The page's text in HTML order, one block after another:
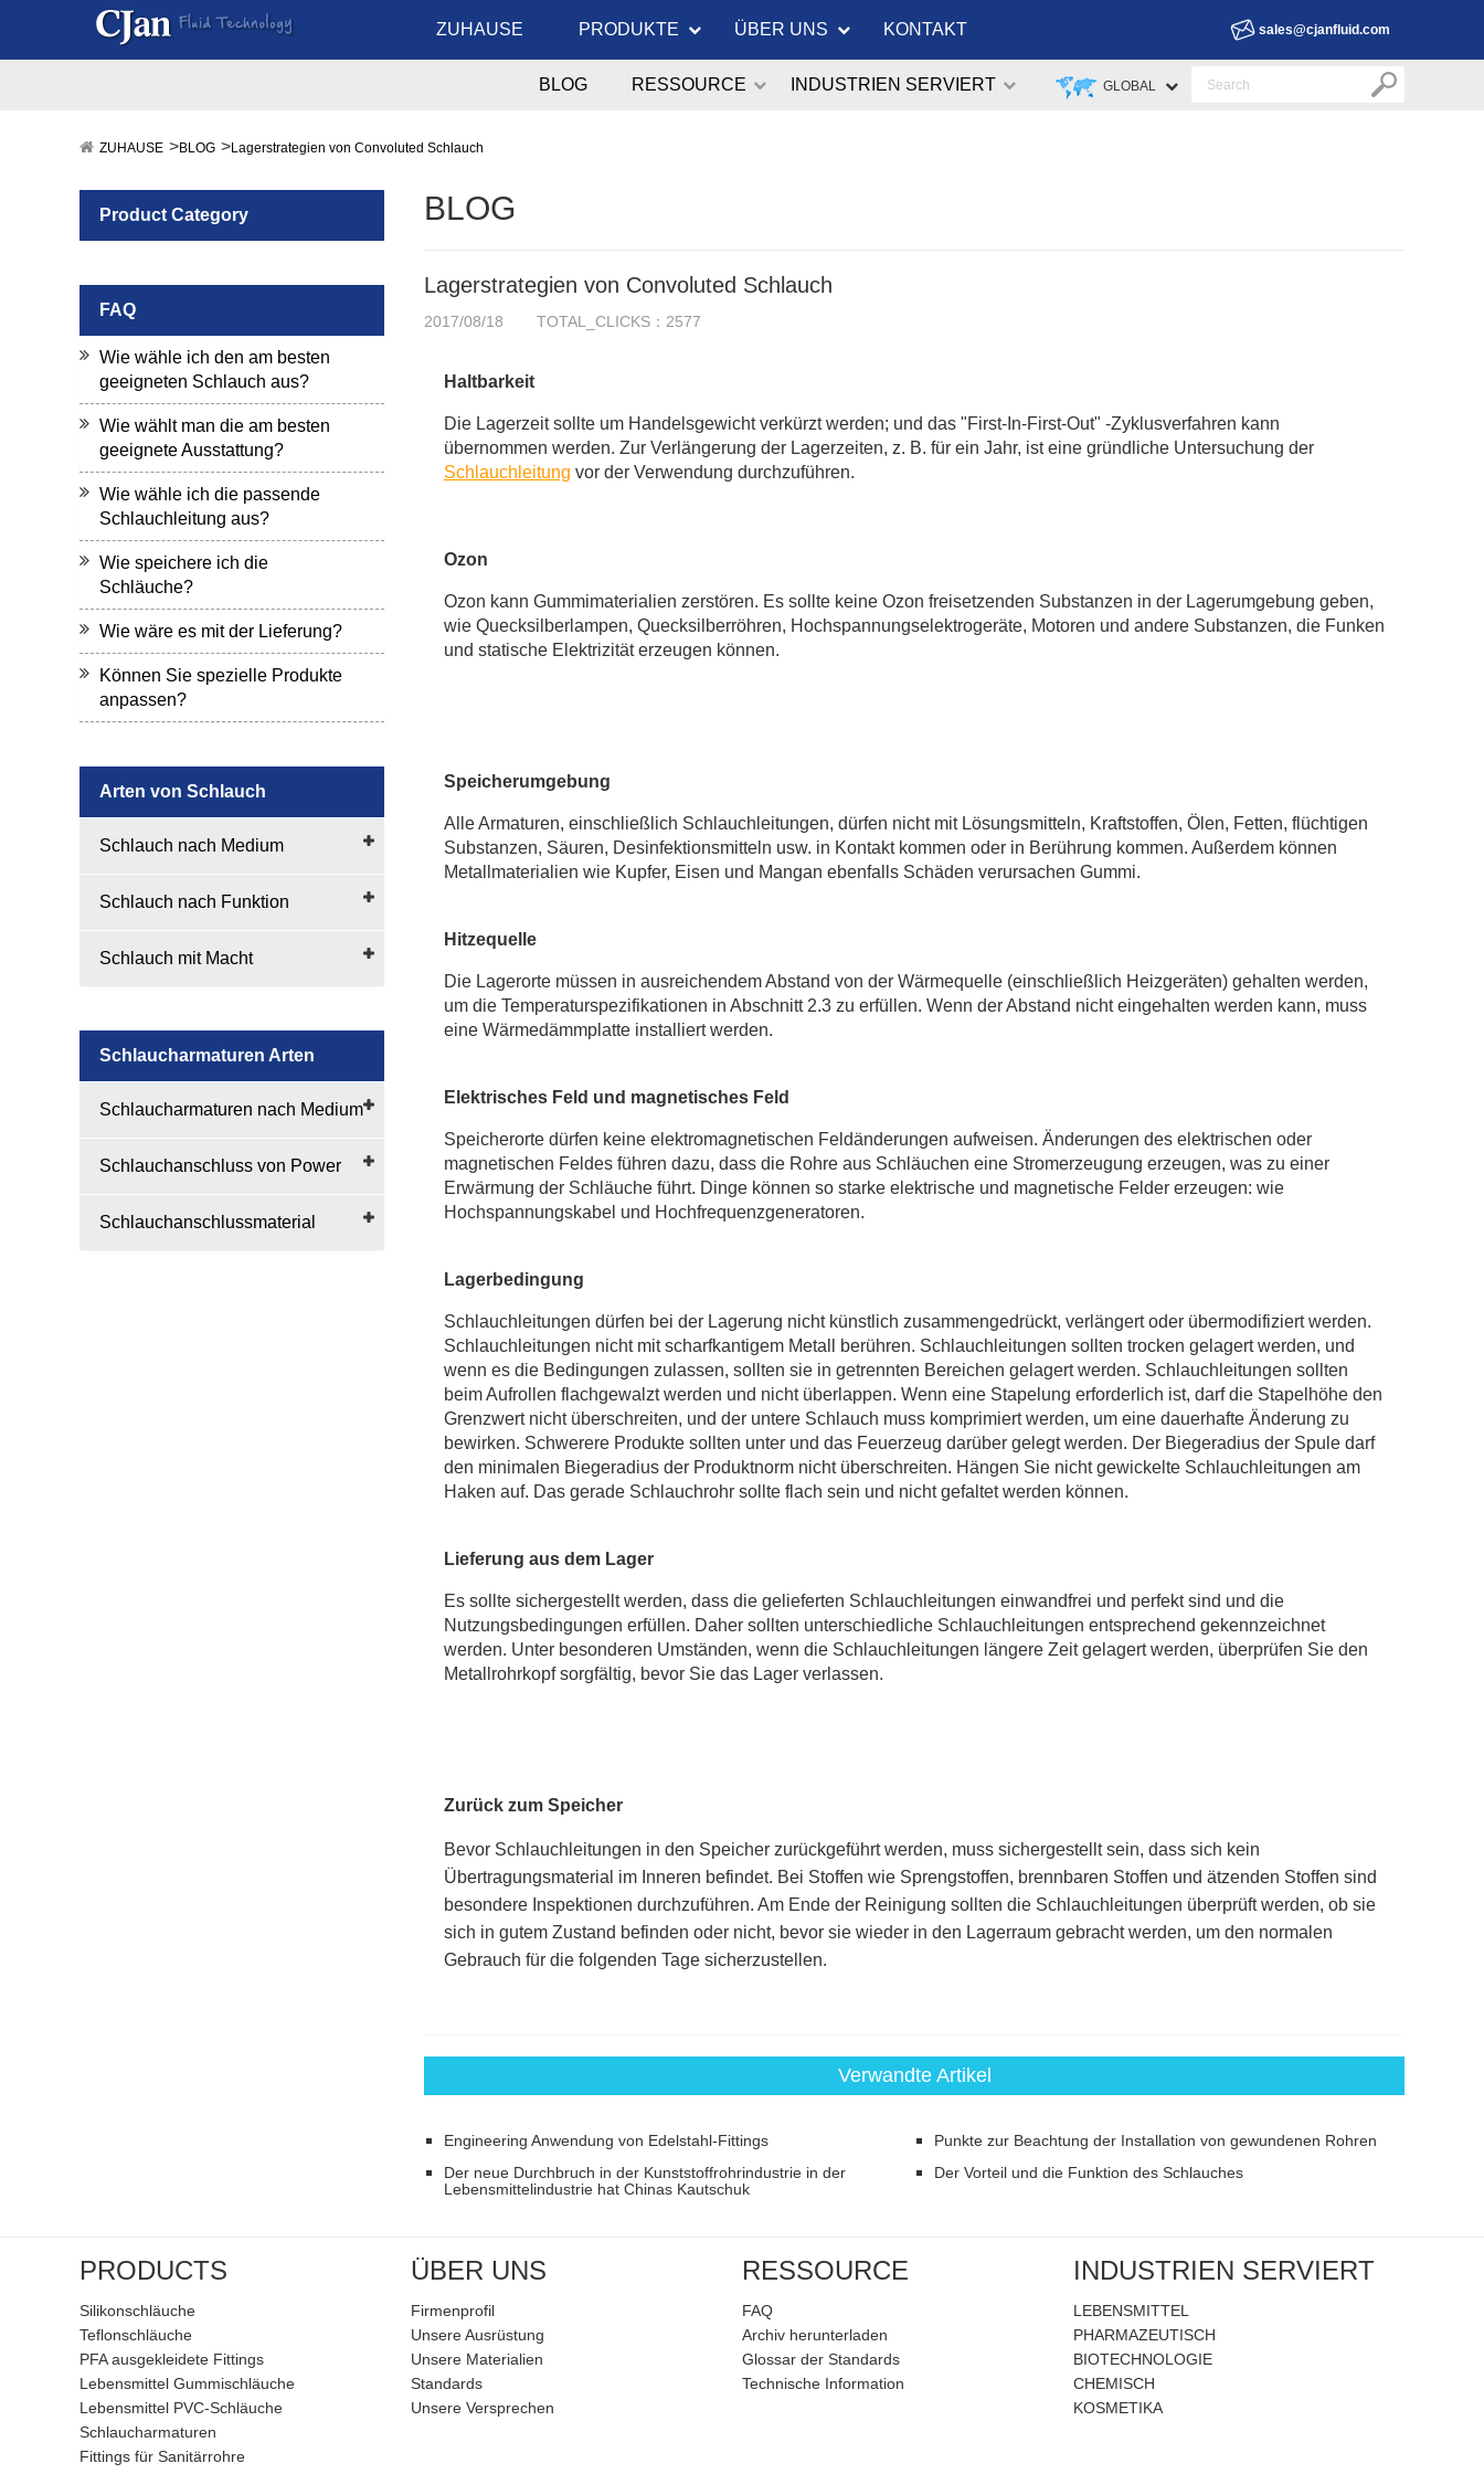
ZUHAUSE PRODUKTE ÜBER UNS KONTAKT sales@cjanfluid.com
GLOBAL
BLOG RESSOURCE INDUSTRIEN SERVIERT
ZUHAUSE BLOG Lagerstrategien von Convoluted Schlauch
Product Category
FAQ
Wie wähle ich den am besten
geeigneten Schlauch aus?
Wie wählt man die am besten
geeignete Ausstattung?
Wie wähle ich die passende
Schlauchleitung aus?
Wie speichere ich die
Schläuche?
Wie wäre es mit der Lieferung?
Können Sie spezielle Produkte
anpassen?
Arten von Schlauch
Schlauch nach Medium
Schlauch nach Funktion
Schlauch mit Macht
Schlaucharmaturen Arten
Schlaucharmaturen nach Medium
Schlauchanschluss von Power
Schlauchanschlussmaterial
BLOG
Lagerstrategien von Convoluted Schlauch
2017/08/18 TOTAL_CLICKS：2577
Haltbarkeit
Die Lagerzeit sollte um Handelsgewicht verkürzt werden; und das "First-In-First-Out" -Zyklusverfahren kann
übernommen werden. Zur Verlängerung der Lagerzeiten, z. B. für ein Jahr, ist eine gründliche Untersuchung der
Schlauchleitung vor der Verwendung durchzuführen.
Ozon
Ozon kann Gummimaterialien zerstören. Es sollte keine Ozon freisetzenden Substanzen in der Lagerumgebung geben,
wie Quecksilberlampen, Quecksilberröhren, Hochspannungselektrogeräte, Motoren und andere Substanzen, die Funken
und statische Elektrizität erzeugen können.
Speicherumgebung
Alle Armaturen, einschließlich Schlauchleitungen, dürfen nicht mit Lösungsmitteln, Kraftstoffen, Ölen, Fetten, flüchtigen
Substanzen, Säuren, Desinfektionsmitteln usw. in Kontakt kommen oder in Berührung kommen. Außerdem können
Metallmaterialien wie Kupfer, Eisen und Mangan ebenfalls Schäden verursachen Gummi.
Hitzequelle
Die Lagerorte müssen in ausreichendem Abstand von der Wärmequelle (einschließlich Heizgeräten) gehalten werden,
um die Temperaturspezifikationen in Abschnitt 2.3 zu erfüllen. Wenn der Abstand nicht eingehalten werden kann, muss
eine Wärmedämmplatte installiert werden.
Elektrisches Feld und magnetisches Feld
Speicherorte dürfen keine elektromagnetischen Feldänderungen aufweisen. Änderungen des elektrischen oder
magnetischen Feldes führen dazu, dass die Rohre aus Schläuchen eine Stromerzeugung erzeugen, was zu einer
Erwärmung der Schläuche führt. Dinge können so starke elektrische und magnetische Felder erzeugen: wie
Hochspannungskabel und Hochfrequenzgeneratoren.
Lagerbedingung
Schlauchleitungen dürfen bei der Lagerung nicht künstlich zusammengedrückt, verlängert oder übermodifiziert werden.
Schlauchleitungen nicht mit scharfkantigem Metall berühren. Schlauchleitungen sollten trocken gelagert werden, und
wenn es die Bedingungen zulassen, sollten sie in getrennten Bereichen gelagert werden. Schlauchleitungen sollten
beim Aufrollen flachgewalzt werden und nicht überlappen. Wenn eine Stapelung erforderlich ist, darf die Stapelhöhe den
Grenzwert nicht überschreiten, und der untere Schlauch muss komprimiert werden, um eine dauerhafte Änderung zu
bewirken. Schwerere Produkte sollten unter und das Feuerzeug darüber gelegt werden. Der Biegeradius der Spule darf
den minimalen Biegeradius der Produktnorm nicht überschreiten. Hängen Sie nicht gewickelte Schlauchleitungen am
Haken auf. Das gerade Schlauchrohr sollte flach sein und nicht gefaltet werden können.
Lieferung aus dem Lager
Es sollte sichergestellt werden, dass die gelieferten Schlauchleitungen einwandfrei und perfekt sind und die
Nutzungsbedingungen erfüllen. Daher sollten unterschiedliche Schlauchleitungen entsprechend gekennzeichnet
werden. Unter besonderen Umständen, wenn die Schlauchleitungen längere Zeit gelagert werden, überprüfen Sie den
Metallrohrkopf sorgfältig, bevor Sie das Lager verlassen.
Zurück zum Speicher
Bevor Schlauchleitungen in den Speicher zurückgeführt werden, muss sichergestellt sein, dass sich kein
Übertragungsmaterial im Inneren befindet. Bei Stoffen wie Sprengstoffen, brennbaren Stoffen und ätzenden Stoffen sind
besondere Inspektionen durchzuführen. Am Ende der Reinigung sollten die Schlauchleitungen überprüft werden, ob sie
sich in gutem Zustand befinden oder nicht, bevor sie wieder in den Lagerraum gebracht werden, um den normalen
Gebrauch für die folgenden Tage sicherzustellen.
Verwandte Artikel
Engineering Anwendung von Edelstahl-Fittings
Punkte zur Beachtung der Installation von gewundenen Rohren
Der neue Durchbruch in der Kunststoffrohrindustrie in der
Lebensmittelindustrie hat Chinas Kautschuk
Der Vorteil und die Funktion des Schlauches
PRODUCTS
Silikonschläuche
Teflonschläuche
PFA ausgekleidete Fittings
Lebensmittel Gummischläuche
Lebensmittel PVC-Schläuche
Schlaucharmaturen
Fittings für Sanitärrohre
ÜBER UNS
Firmenprofil
Unsere Ausrüstung
Unsere Materialien
Standards
Unsere Versprechen
RESSOURCE
FAQ
Archiv herunterladen
Glossar der Standards
Technische Information
INDUSTRIEN SERVIERT
LEBENSMITTEL
PHARMAZEUTISCH
BIOTECHNOLOGIE
CHEMISCH
KOSMETIKA